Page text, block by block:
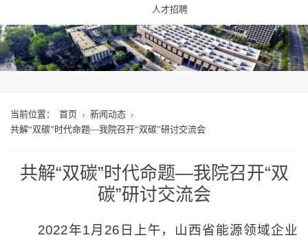
人才招聘
当前位置： 首页
新闻动态
共解“双碳”时代命题—我院召开“双碳”研讨交流会
共解“双碳”时代命题—我院召开“双
碳”研讨交流会
2022年1月26日上午，山西省能源领域企业